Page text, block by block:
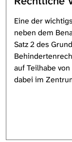
Eine der
neben dem
Satz 2 des
auf Teilhabe
dabei im